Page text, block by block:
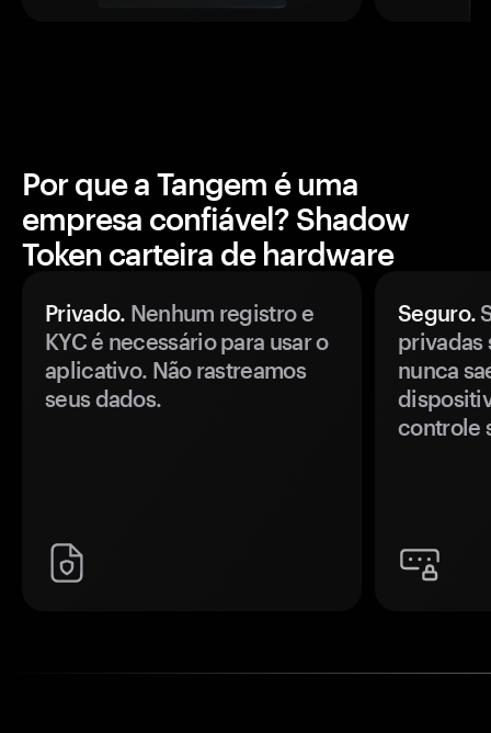
Por que a Tangem é uma
empresa confiável? Shadow
Token carteira de hardware
Privado. Nenhum registro e
KYC é necessário para usar o
aplicativo. Não rastreamos
seus dados.
Seguro.
privadas
nunca
controle